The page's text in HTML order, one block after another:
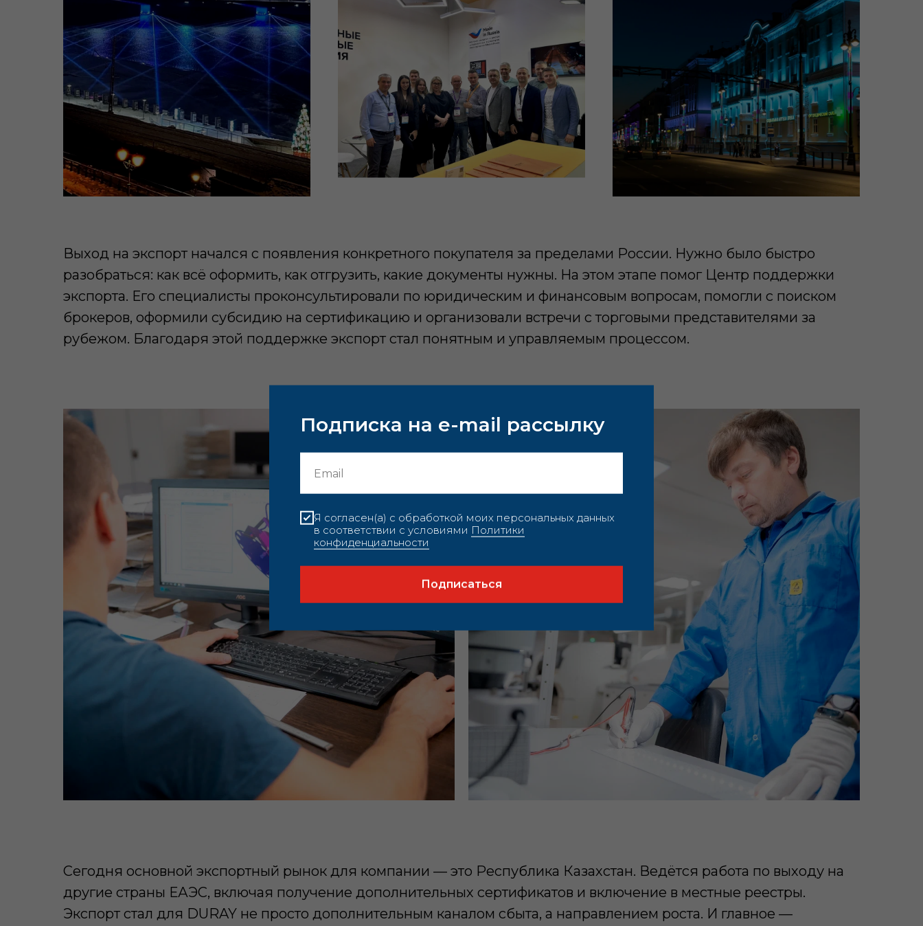
Выход на экспорт начался с появления конкретного покупателя за пределами России. Нужно было быстро
разобраться: как всё оформить, как отгрузить, какие документы нужны. На этом этапе помог Центр поддержки
экспорта. Его специалисты проконсультировали по юридическим и финансовым вопросам, помогли с поиском
брокеров, оформили субсидию на сертификацию и организовали встречи с торговыми представителями за
рубежом. Благодаря этой поддержке экспорт стал понятным и управляемым процессом.
Сегодня основной экспортный рынок для компании — это Республика Казахстан. Ведётся работа по выходу на
другие страны ЕАЭС, включая получение дополнительных сертификатов и включение в местные реестры.
Экспорт стал для DURAY не просто дополнительным каналом сбыта, а направлением роста. И главное —
Подписка на e-mail рассылку
Я согласен(а) с обработкой моих персональных данных
в соответствии с условиями Политики
конфиденциальности
Подписаться